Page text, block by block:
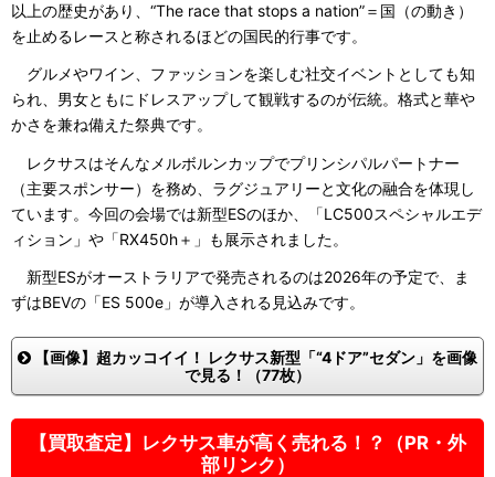
以上の歴史があり、“The race that stops a nation”＝国（の動き）
を止めるレースと称されるほどの国民的行事です。
グルメやワイン、ファッションを楽しむ社交イベントとしても知
られ、男女ともにドレスアップして観戦するのが伝統。格式と華や
かさを兼ね備えた祭典です。
レクサスはそんなメルボルンカップでプリンシパルパートナー
（主要スポンサー）を務め、ラグジュアリーと文化の融合を体現し
ています。今回の会場では新型ESのほか、「LC500スペシャルエデ
ィション」や「RX450h＋」も展示されました。
新型ESがオーストラリアで発売されるのは2026年の予定で、ま
ずはBEVの「ES 500e」が導入される見込みです。
【画像】超カッコイイ！ レクサス新型「“4ドア”セダン」を画像
で見る！（77枚）
【買取査定】レクサス車が高く売れる！？（PR・外
部リンク）